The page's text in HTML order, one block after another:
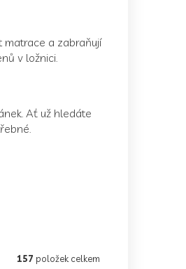
matrace a zabraňují
v ložnici.
Ať už hledáte
157 položek celkem